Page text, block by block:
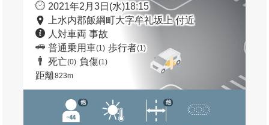
2021年2月3日(水)18:15
上水内郡飯綱町大字牟礼坂上 付近
人対車両 事故
普通乗用車(1) 歩行者(1)
死亡(0) 負傷(1)
距離823m
他 他